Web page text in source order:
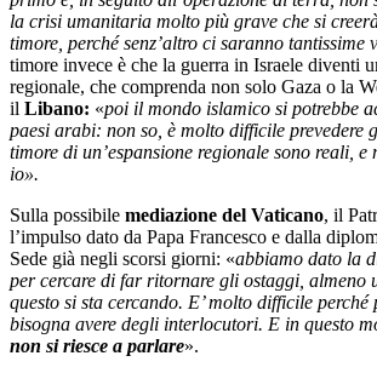
la crisi umanitaria molto più grave che si
timore, perché senz’altro ci saranno tantissime
timore invece è che la guerra in Israele diventi
regionale, che comprenda non solo Gaza o la
il Libano: «poi il mondo islamico si potrebbe
paesi arabi: non so, è molto difficile prevedere
timore di un’espansione regionale sono reali,
io».
Sulla possibile mediazione del Vaticano, il
l’impulso dato da Papa Francesco e dalla
Sede già negli scorsi giorni: «abbiamo dato la
per cercare di far ritornare gli ostaggi, almeno
questo si sta cercando. E’ molto difficile
bisogna avere degli interlocutori. E in questo
non si riesce a parlare».